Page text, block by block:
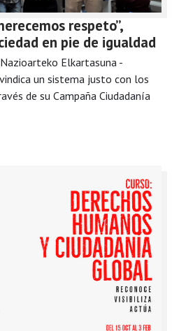
respeto”,
en pie de igualdad
Elkartasuna -
un sistema justo con los
de su Campaña Ciudadanía